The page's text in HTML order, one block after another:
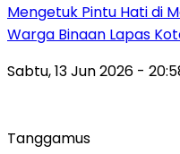
Mengetuk Pintu Hati di
Warga Binaan Lapas
Sabtu, 13 Jun 2026 -
Tanggamus